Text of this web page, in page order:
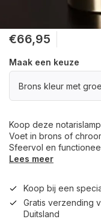
€66,95
Maak een keuze
Brons kleur met
Koop deze
Voet in brons of
Sfeervol en
Lees meer
Koop bij een
Gratis verzending
Duitsland